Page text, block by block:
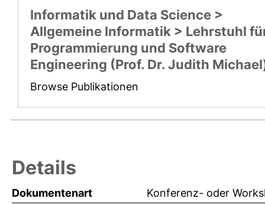
Informatik und Data Science >
Allgemeine Informatik > Lehrstuhl
Programmierung und Software
Engineering (Prof. Dr. Judith
Browse Publikationen
Details
Dokumentenart
Konferenz- oder